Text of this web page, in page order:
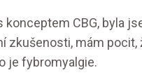
CBG, byla
zkušenosti, mám
je fybromyalgie.